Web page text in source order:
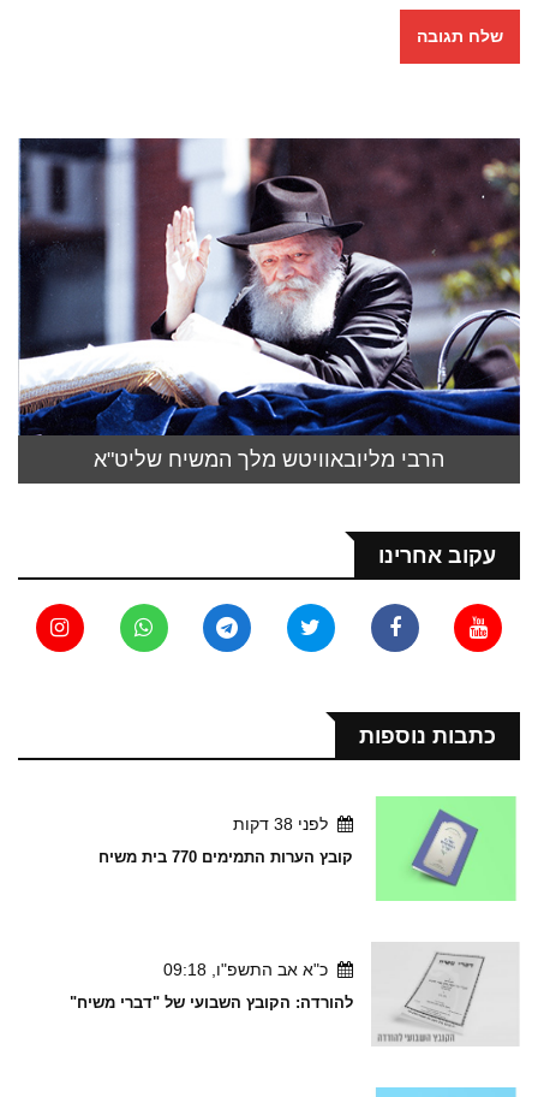
הרבי מליובאוויטש מלך המשיח שליט"א
עקוב אחרינו
כתבות נוספות
לפני 38 דקות
קובץ הערות התמימים 770 בית משיח
כ"א אב התשפ"ו, 09:18
להורדה: הקובץ השבועי של "דברי משיח"